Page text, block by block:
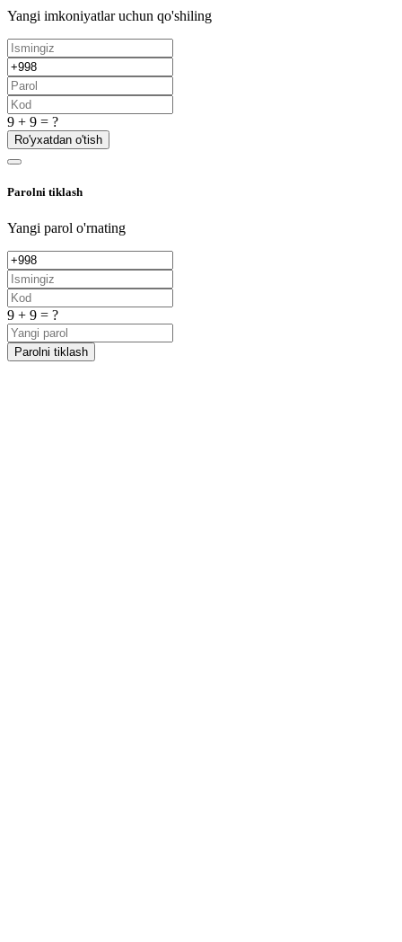
Yangi imkoniyatlar uchun qo'shiling
9 + 9 = ?
Ro'yxatdan o'tish
Parolni tiklash
Yangi parol o'rnating
9 + 9 = ?
Parolni tiklash